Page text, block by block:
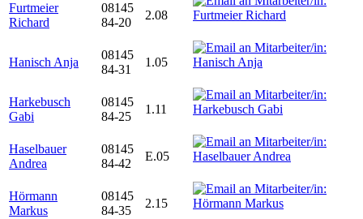
Furtmeier
Richard
08145
84-20
2.08
Hanisch Anja
08145
84-31
1.05
Harkebusch
Gabi
08145
84-25
1.11
Haselbauer
Andrea
08145
84-42
E.05
Hörmann
Markus
08145
84-35
2.15